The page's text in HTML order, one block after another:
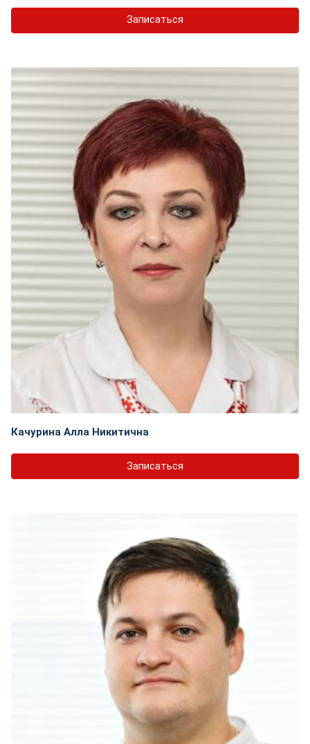
Записаться
Качурина Алла Никитична
Записаться